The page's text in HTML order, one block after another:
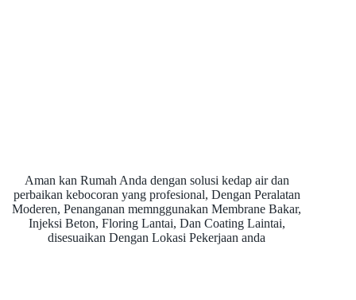
Aman kan Rumah Anda dengan solusi kedap air dan
perbaikan kebocoran yang profesional, Dengan Peralatan
Moderen, Penanganan memnggunakan Membrane Bakar,
Injeksi Beton, Floring Lantai, Dan Coating Laintai,
disesuaikan Dengan Lokasi Pekerjaan anda